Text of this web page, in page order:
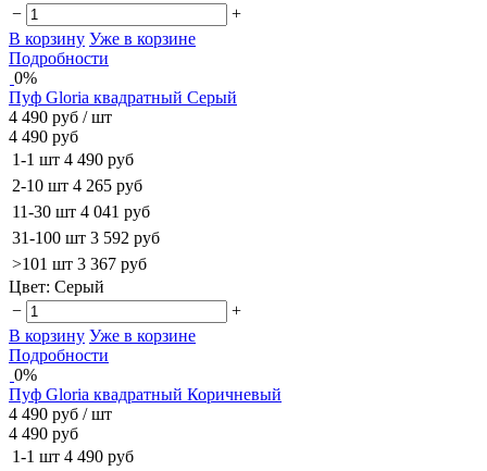
−
+
В корзину Уже в корзине
Подробности
0%
Пуф Gloria квадратный Серый
4 490 руб / шт
4 490 руб
1-1 шт 4 490 руб
2-10 шт 4 265 руб
11-30 шт 4 041 руб
31-100 шт 3 592 руб
>101 шт 3 367 руб
Цвет: Серый
−
+
В корзину Уже в корзине
Подробности
0%
Пуф Gloria квадратный Коричневый
4 490 руб / шт
4 490 руб
1-1 шт 4 490 руб